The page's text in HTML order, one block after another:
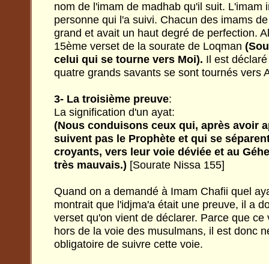
nom de l'imam de madhab qu'il suit. L'imam
personne qui l'a suivi. Chacun des imams
grand et avait un haut degré de perfection.
15ème verset de la sourate de Loqman
celui qui se tourne vers Moi). Il est
quatre grands savants se sont tournés vers
3- La troisième preuve:
La signification d'un ayat:
(Nous conduisons ceux qui, après avoir
suivent pas le Prophète et qui se
croyants, vers leur voie déviée et au
très mauvais.) [Sourate Nissa 155]
Quand on a demandé à Imam Chafii quel
montrait que l'idjma'a était une preuve, il a
verset qu'on vient de déclarer. Parce que
hors de la voie des musulmans, il est donc
obligatoire de suivre cette voie.